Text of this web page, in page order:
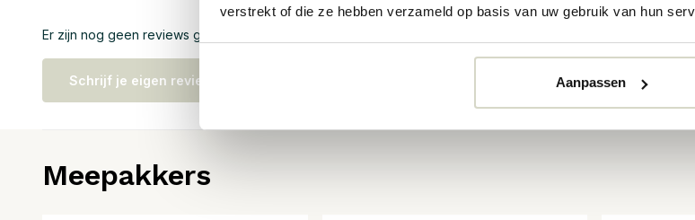
verstrekt of die ze hebben verzameld op basis van uw gebruik van hun
Aanpassen
Er zijn nog geen reviews geschreven over dit product..
Schrijf je eigen review
Meepakkers